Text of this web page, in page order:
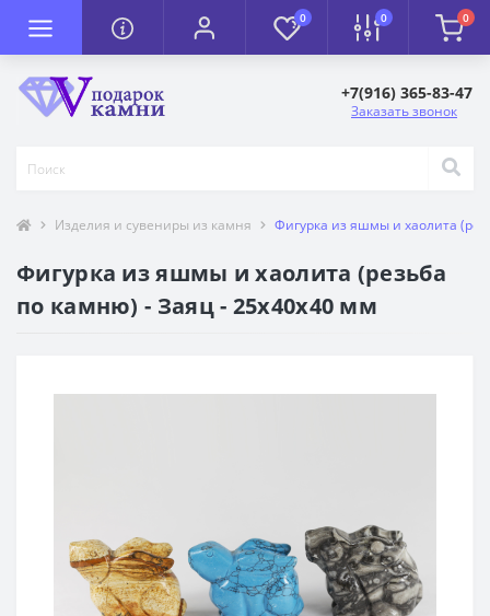
0 0 0
+7(916) 365-83-47
Заказать звонок
Изделия и сувениры из камня Фигурка из яшмы и хаолита
Фигурка из яшмы и хаолита (резьба
по камню) - Заяц - 25х40х40 мм